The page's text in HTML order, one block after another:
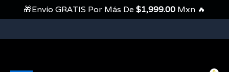
Contenido
🎁Envío GRATIS Por Más De $1,999.00 Mxn 🔥